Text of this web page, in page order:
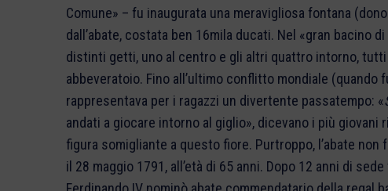
Comune» – fu inaugurata una meravigliosa fontana
dall’abate, costata ben 16mila ducati. Nel «gran bacino
distinti getti, uno al centro e gli altri quattro intorno,
abbeveratoio. Fino all’ultimo conflitto mondiale (quando
rappresentava per i ragazzi un divertente passatempo: «
andati a giocare intorno al giglio», dicevano i più giovani
figura somigliante a questo fiore. Purtroppo, l’abate non
il 28 maggio 1791, all’età di 65 anni. Dopo 12 anni di